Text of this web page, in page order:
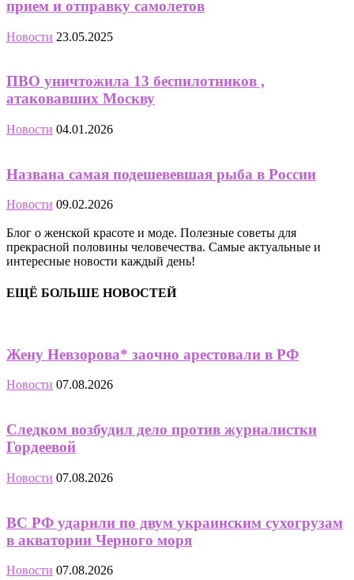
прием и отправку самолетов
Новости 23.05.2025
ПВО уничтожила 13 беспилотников ,
атаковавших Москву
Новости 04.01.2026
Названа самая подешевевшая рыба в России
Новости 09.02.2026
Блог о женской красоте и моде. Полезные советы для
прекрасной половины человечества. Самые актуальные и
интересные новости каждый день!
ЕЩЁ БОЛЬШЕ НОВОСТЕЙ
Жену Невзорова* заочно арестовали в РФ
Новости 07.08.2026
Следком возбудил дело против журналистки
Гордеевой
Новости 07.08.2026
ВС РФ ударили по двум украинским сухогрузам
в акватории Черного моря
Новости 07.08.2026